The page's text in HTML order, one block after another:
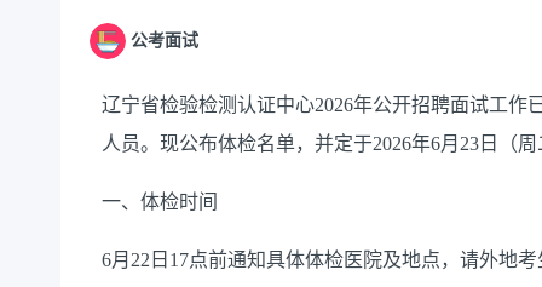
公考面试
辽宁省检验检测认证中心2026年公开招聘面试工作
人员。现公布体检名单，并定于2026年6月23日（
一、体检时间
6月22日17点前通知具体体检医院及地点，请外地